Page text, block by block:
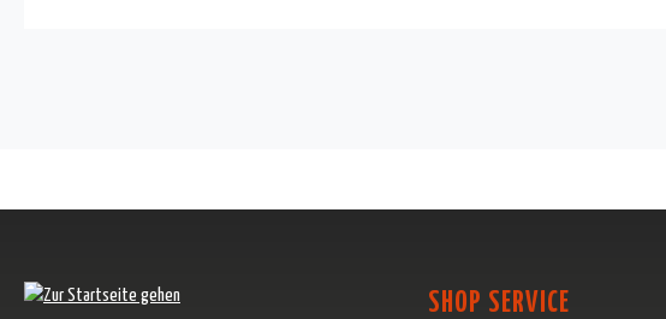
SHOP SERVICE